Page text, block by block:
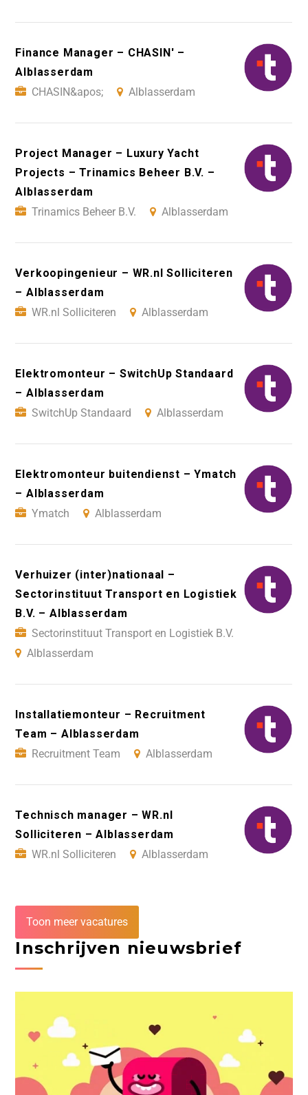
Finance Manager – CHASIN' –
Alblasserdam
CHASIN&apos;
Alblasserdam
Project Manager – Luxury Yacht
Projects – Trinamics Beheer B.V. –
Alblasserdam
Trinamics Beheer B.V.
Alblasserdam
Verkoopingenieur – WR.nl Solliciteren
– Alblasserdam
WR.nl Solliciteren
Alblasserdam
Elektromonteur – SwitchUp Standaard
– Alblasserdam
SwitchUp Standaard
Alblasserdam
Elektromonteur buitendienst – Ymatch
– Alblasserdam
Ymatch
Alblasserdam
Verhuizer (inter)nationaal –
Sectorinstituut Transport en Logistiek
B.V. – Alblasserdam
Sectorinstituut Transport en Logistiek B.V.
Alblasserdam
Installatiemonteur – Recruitment
Team – Alblasserdam
Recruitment Team
Alblasserdam
Technisch manager – WR.nl
Solliciteren – Alblasserdam
WR.nl Solliciteren
Alblasserdam
Toon meer vacatures
Inschrijven nieuwsbrief